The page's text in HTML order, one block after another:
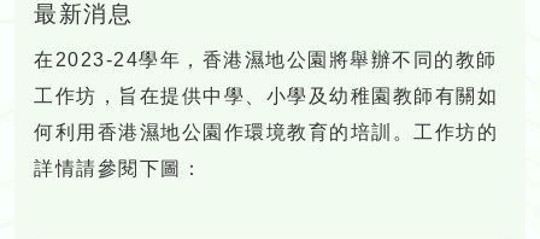
最新消息
在2023-24學年，香港濕地公園將舉辦不同的教師
工作坊，旨在提供中學、小學及幼稚園教師有關如
何利用香港濕地公園作環境教育的培訓。工作坊的
詳情請參閱下圖：